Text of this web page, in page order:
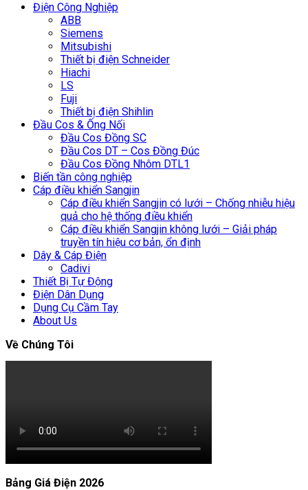
Điện Công Nghiệp
ABB
Siemens
Mitsubishi
Thiết bị điện Schneider
Hiachi
LS
Fuji
Thiết bị điện Shihlin
Đầu Cos & Ống Nối
Đầu Cos Đồng SC
Đầu Cos DT – Cos Đồng Đúc
Đầu Cos Đồng Nhôm DTL1
Biến tần công nghiệp
Cáp điều khiển Sangjin
Cáp điều khiển Sangjin có lưới – Chống nhiễu hiệu
quả cho hệ thống điều khiển
Cáp điều khiển Sangjin không lưới – Giải pháp
truyền tín hiệu cơ bản, ổn định
Dây & Cáp Điện
Cadivi
Thiết Bị Tự Động
Điện Dân Dụng
Dụng Cụ Cầm Tay
About Us
Về Chúng Tôi
Bảng Giá Điện 2026